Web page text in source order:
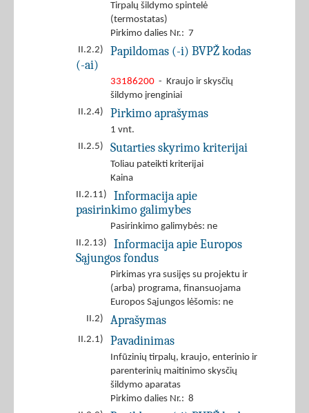
Tirpalų šildymo spintelė
(termostatas)
Pirkimo dalies Nr.: 7
II.2.2)
Papildomas (-i) BVPŽ kodas
(-ai)
33186200 - Kraujo ir skysčių
šildymo įrenginiai
II.2.4)
Pirkimo aprašymas
1 vnt.
II.2.5)
Sutarties skyrimo kriterijai
Toliau pateikti kriterijai
Kaina
II.2.11)
Informacija apie
pasirinkimo galimybes
Pasirinkimo galimybės: ne
II.2.13)
Informacija apie Europos
Sąjungos fondus
Pirkimas yra susijęs su projektu ir
(arba) programa, finansuojama
Europos Sąjungos lėšomis: ne
II.2)
Aprašymas
II.2.1) Pavadinimas
Infūzinių tirpalų, kraujo, enterinio ir
parenterinių maitinimo skysčių
šildymo aparatas
Pirkimo dalies Nr.: 8